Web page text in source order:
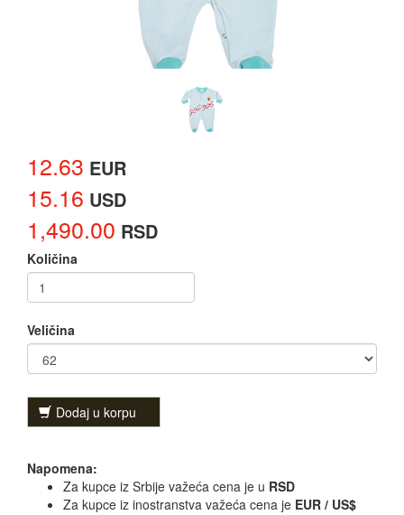
12.63 EUR
15.16 USD
1,490.00 RSD
Količina
Veličina
Dodaj u korpu
Napomena:
Za kupce iz Srbije važeća cena je u RSD
Za kupce iz inostranstva važeća cena je EUR / US$